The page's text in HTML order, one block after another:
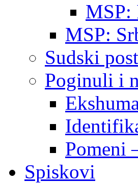
MSP:
MSP:
Sudski
Poginuli i
Pomeni
Spiskovi